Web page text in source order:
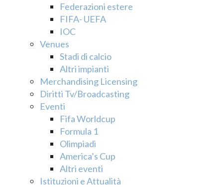
Federazioni estere
FIFA- UEFA
IOC
Venues
Stadi di calcio
Altri impianti
Merchandising Licensing
Diritti Tv/Broadcasting
Eventi
Fifa Worldcup
Formula 1
Olimpiadi
America’s Cup
Altri eventi
Istituzioni e Attualità